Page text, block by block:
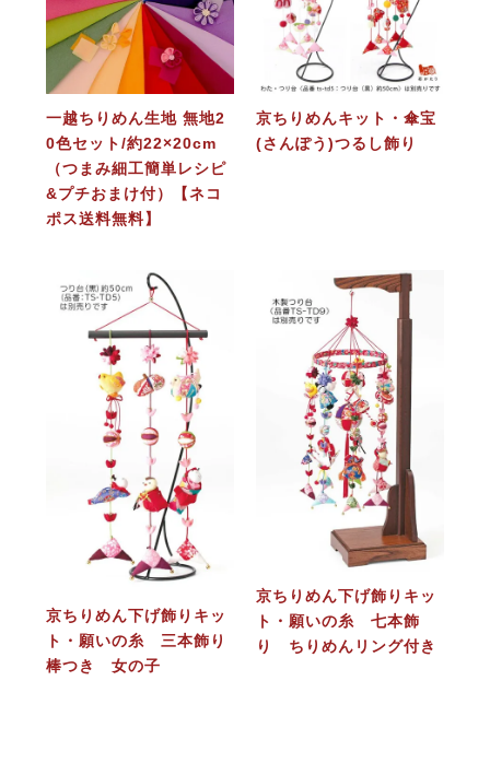
一越ちりめん生地 無地2
0色セット/約22×20cm
（つまみ細工簡単レシピ
&プチおまけ付）【ネコ
ポス送料無料】
京ちりめんキット・傘宝
(さんぽう)つるし飾り
京ちりめん下げ飾りキッ
ト・願いの糸 三本飾り
棒つき 女の子
京ちりめん下げ飾りキッ
ト・願いの糸 七本飾
り ちりめんリング付き